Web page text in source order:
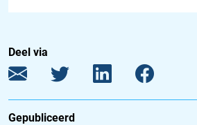
Deel via
Gepubliceerd